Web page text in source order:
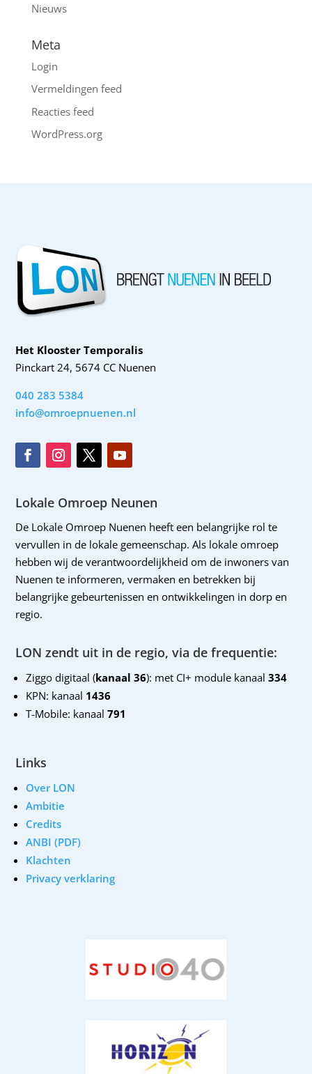
Nieuws
Meta
Login
Vermeldingen feed
Reacties feed
WordPress.org
Het Klooster Temporalis
Pinckart 24, 5674 CC Nuenen
040 283 5384
info@omroepnuenen.nl
Lokale Omroep Neunen
De Lokale Omroep Nuenen heeft een belangrijke rol te
vervullen in de lokale gemeenschap. Als lokale omroep
hebben wij de verantwoordelijkheid om de inwoners van
Nuenen te informeren, vermaken en betrekken bij
belangrijke gebeurtenissen en ontwikkelingen in dorp en
regio.
LON zendt uit in de regio, via de frequentie:
Ziggo digitaal (kanaal 36): met CI+ module kanaal 334
KPN: kanaal 1436
T-Mobile: kanaal791
Links
Over LON
Ambitie
Credits
ANBI (PDF)
Klachten
Privacy verklaring